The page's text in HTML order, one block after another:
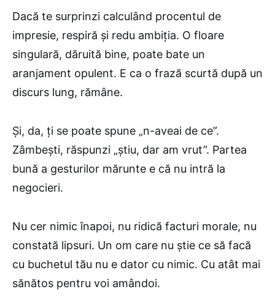
Dacă te surprinzi calculând procentul de
impresie, respiră și redu ambiția. O floare
singulară, dăruită bine, poate bate un
aranjament opulent. E ca o frază scurtă după un
discurs lung, rămâne.
Și, da, ți se poate spune „n-aveai de ce”.
Zâmbești, răspunzi „știu, dar am vrut”. Partea
bună a gesturilor mărunte e că nu intră la
negocieri.
Nu cer nimic înapoi, nu ridică facturi morale, nu
constată lipsuri. Un om care nu știe ce să facă
cu buchetul tău nu e dator cu nimic. Cu atât mai
sănătos pentru voi amândoi.